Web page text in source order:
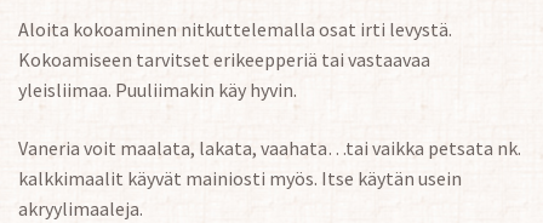
Aloita kokoaminen nitkuttelemalla osat irti levystä.
Kokoamiseen tarvitset erikeepperiä tai vastaavaa
yleisliimaa. Puuliimakin käy hyvin.
Vaneria voit maalata, lakata, vaahata…tai vaikka petsata nk.
kalkkimaalit käyvät mainiosti myös. Itse käytän usein
akryylimaaleja.